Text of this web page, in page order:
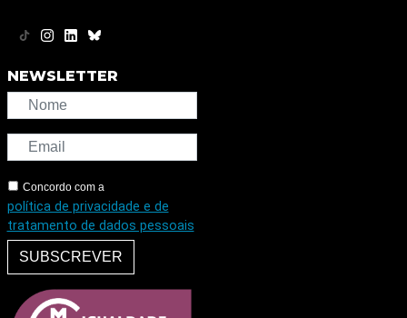
NEWSLETTER
Concordo com a
política de privacidade e de
tratamento de dados pessoais
SUBSCREVER